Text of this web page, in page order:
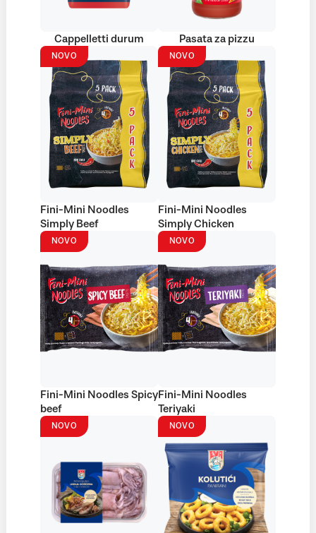
Cappelletti durum Pasata za pizzu
NOVO
Fini-Mini Noodles
Simply Beef
NOVO
Fini-Mini Noodles
Simply Chicken
NOVO
Fini-Mini Noodles Spicy
beef
NOVO
Fini-Mini Noodles
Teriyaki
NOVO NOVO